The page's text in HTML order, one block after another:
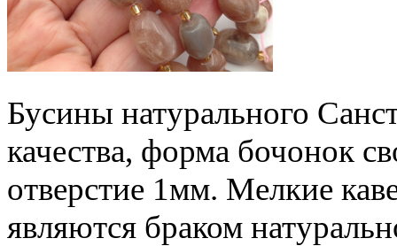
Бусины натурального
качества, форма бочонок
отверстие 1мм. Мелкие
являются браком